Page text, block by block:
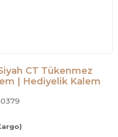
CT Tükenmez
| Hediyelik Kalem